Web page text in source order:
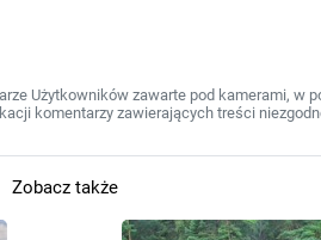
Użytkowników zawarte pod kamerami,
komentarzy zawierających treści
Zobacz także